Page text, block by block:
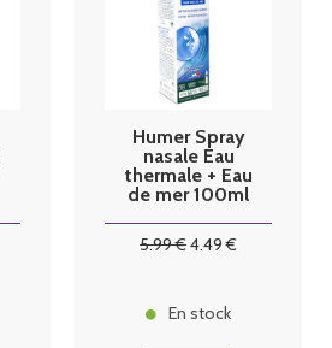
Humer Spray
nasale Eau
thermale + Eau
de mer 100ml
5.99€4.49 €
En stock